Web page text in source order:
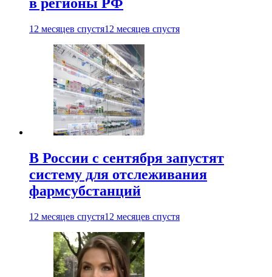
в регионы РФ
12 месяцев спустя12 месяцев спустя
В России с сентября запустят
систему для отслеживания
фармсубстанций
12 месяцев спустя12 месяцев спустя